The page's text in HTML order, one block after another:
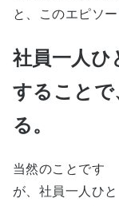
と、このエピソ
社員一人ひ
することで
る。
当然のことです
が、社員一人ひと